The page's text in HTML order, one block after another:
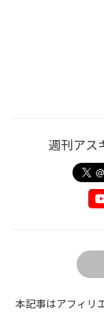
週刊アス
本記事はアフィリ